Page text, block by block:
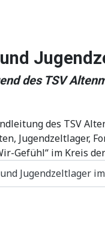
des TSV
des TSV
Jugendzeltlager,
Gefühl“ im Kreis
Jugendzeltlager